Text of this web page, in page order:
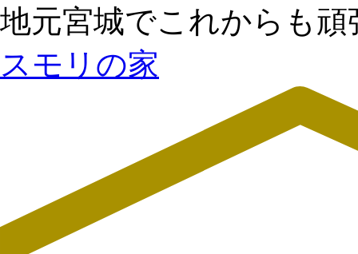
地元宮城でこれからも頑
スモリの家